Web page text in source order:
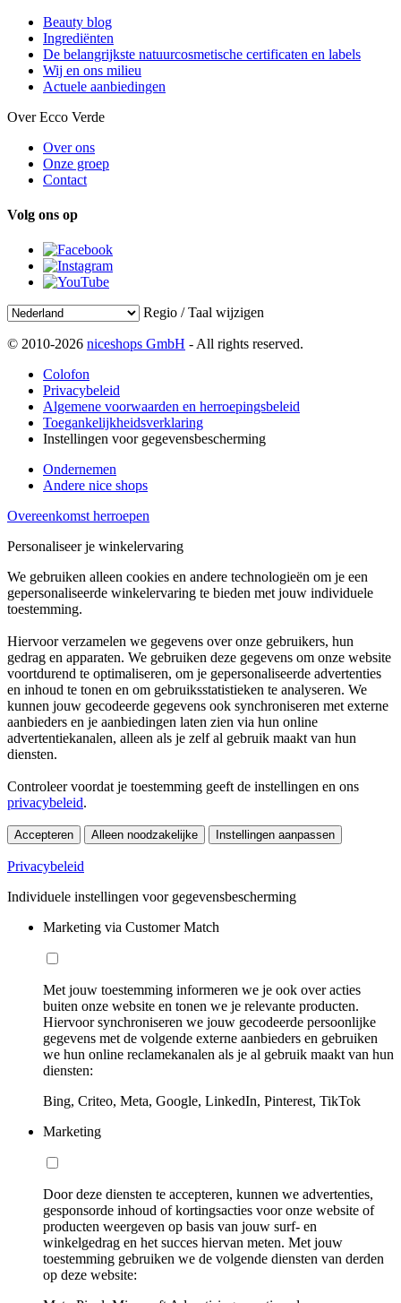
Beauty blog
Ingrediënten
De belangrijkste natuurcosmetische certificaten en labels
Wij en ons milieu
Actuele aanbiedingen
Over Ecco Verde
Over ons
Onze groep
Contact
Volg ons op
Regio / Taal wijzigen
© 2010-2026 niceshops GmbH - All rights reserved.
Colofon
Privacybeleid
Algemene voorwaarden en herroepingsbeleid
Toegankelijkheidsverklaring
Instellingen voor gegevensbescherming
Ondernemen
Andere nice shops
Overeenkomst herroepen
Personaliseer je winkelervaring
We gebruiken alleen cookies en andere technologieën om je een
gepersonaliseerde winkelervaring te bieden met jouw individuele
toestemming.
Hiervoor verzamelen we gegevens over onze gebruikers, hun
gedrag en apparaten. We gebruiken deze gegevens om onze website
voortdurend te optimaliseren, om je gepersonaliseerde advertenties
en inhoud te tonen en om gebruiksstatistieken te analyseren. We
kunnen jouw gecodeerde gegevens ook synchroniseren met externe
aanbieders en je aanbiedingen laten zien via hun online
advertentiekanalen, alleen als je zelf al gebruik maakt van hun
diensten.
Controleer voordat je toestemming geeft de instellingen en ons
privacybeleid.
Accepteren Alleen noodzakelijke Instellingen aanpassen
Privacybeleid
Individuele instellingen voor gegevensbescherming
Marketing via Customer Match
Met jouw toestemming informeren we je ook over acties
buiten onze website en tonen we je relevante producten.
Hiervoor synchroniseren we jouw gecodeerde persoonlijke
gegevens met de volgende externe aanbieders en gebruiken
we hun online reclamekanalen als je al gebruik maakt van hun
diensten:
Bing, Criteo, Meta, Google, LinkedIn, Pinterest, TikTok
Marketing
Door deze diensten te accepteren, kunnen we advertenties,
gesponsorde inhoud of kortingsacties voor onze website of
producten weergeven op basis van jouw surf- en
winkelgedrag en het succes hiervan meten. Met jouw
toestemming gebruiken we de volgende diensten van derden
op deze website: